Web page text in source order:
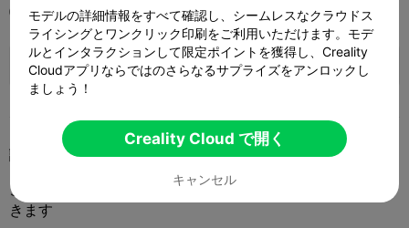
 2024-11-271051
🚀 SPARKX i7 Series — Now Only $229
(26% OFF) >> Shop Now
sale
説明
この電動モーターはサポートを必要とせず、高速で印刷で
きます
モデルの詳細情報をすべて確認し、シームレスなクラウドス
ライシングとワンクリック印刷をご利用いただけます。モデ
ルとインタラクションして限定ポイントを獲得し、Creality
Cloudアプリならではのさらなるサプライズをアンロックし
ましょう！
Creality Cloud で開く
キャンセル